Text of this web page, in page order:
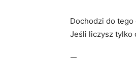
Dochodzi do tego
Jeśli liczysz tylko